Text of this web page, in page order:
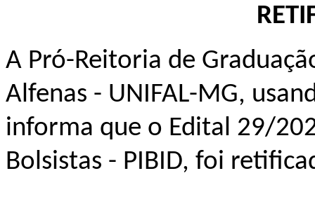
A Pró-Reitoria de
Alfenas - UNIFAL-MG,
informa que o Edital 29/
Bolsistas - PIBID, foi